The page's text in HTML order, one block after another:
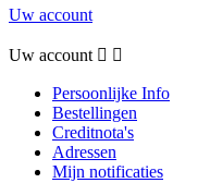
Uw account
Uw account  
Persoonlijke Info
Bestellingen
Creditnota's
Adressen
Mijn notificaties